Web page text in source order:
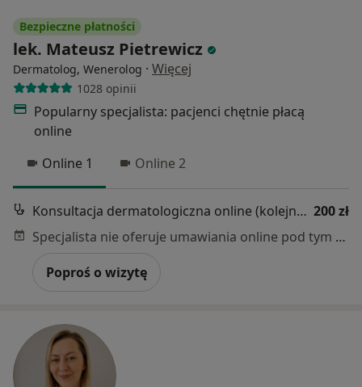
Bezpieczne płatności
lek. Mateusz Pietrewicz
Dermatolog, Wenerolog · Więcej
1028 opinii
Popularny specjalista: pacjenci chętnie płacą
online
Online 1
Online 2
Konsultacja dermatologiczna online (kolejna wizyta) 200 zł
Specjalista nie oferuje umawiania online pod tym adresem.
Poproś o wizytę